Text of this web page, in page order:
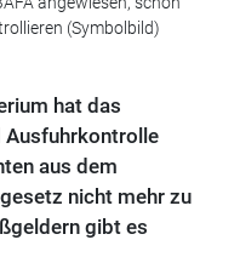
(Symbolbild)
hat das
Ausfuhrkontrolle
aus dem
nicht mehr zu
gibt es